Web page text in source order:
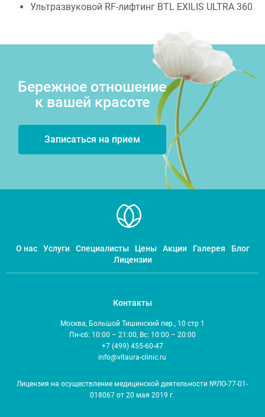
Ультразвуковой RF-лифтинг BTL EXILIS ULTRA 360
Бережное отношение
к вашей красоте
Записаться на прием
О нас Услуги Специалисты Цены Акции Галерея
Блог
Лицензии
Контакты
Москва, Большой Тишинский пер., 10 стр 1
Пн-сб: 10:00 – 21:00, Вс: 10:00 – 20:00
+7 (499) 455-60-47
info@vitaura-clinic.ru
Лицензия на осуществление медицинской деятельности №ЛО-77-01-
018067 от 20 мая 2019 г.